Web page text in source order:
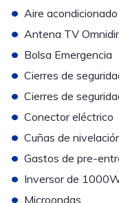
• Aire
• Antena TV
• Bolsa Emergencia
• Cierres de
• Cierres de
• Conector eléctrico
• Cuñas de
• Gastos de pre-
• Inversor de
• Microondas